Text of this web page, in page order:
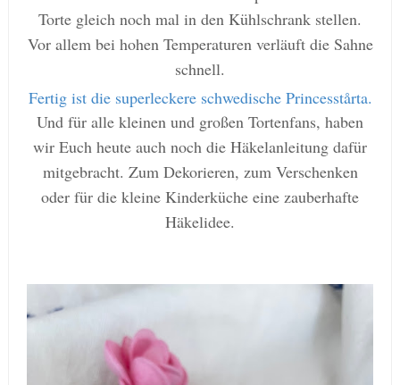
Torte gleich noch mal in den Kühlschrank stellen.
Vor allem bei hohen Temperaturen verläuft die Sahne
schnell.
Fertig ist die superleckere schwedische Princesstårta.
Und für alle kleinen und großen Tortenfans, haben
wir Euch heute auch noch die Häkelanleitung dafür
mitgebracht. Zum Dekorieren, zum Verschenken
oder für die kleine Kinderküche eine zauberhafte
Häkelidee.